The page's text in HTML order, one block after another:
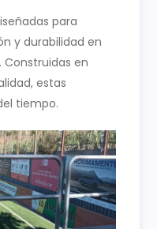
para
y durabilidad en
en
estas
tiempo.